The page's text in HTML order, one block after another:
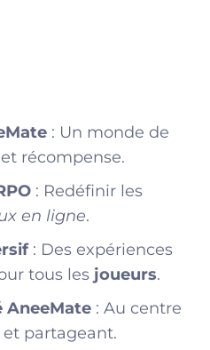
: Un monde de
récompense.
: Redéfinir les
en ligne.
: Des expériences
tous les joueurs.
AneeMate : Au centre
partageant.